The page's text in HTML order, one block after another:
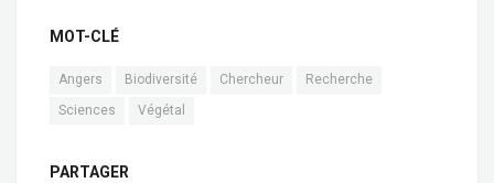
MOT-CLÉ
Angers Biodiversité Chercheur
Recherche
Sciences
Végétal
PARTAGER